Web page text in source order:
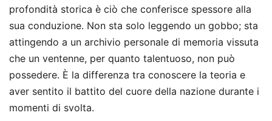
profondità storica è ciò che conferisce spessore alla
sua conduzione. Non sta solo leggendo un gobbo; sta
attingendo a un archivio personale di memoria vissuta
che un ventenne, per quanto talentuoso, non può
possedere. È la differenza tra conoscere la teoria e
aver sentito il battito del cuore della nazione durante i
momenti di svolta.